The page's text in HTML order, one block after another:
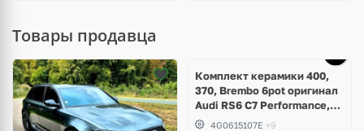
Товары продавца
5 фото
Комплект керамики 400,
370, Brembo 6pot оригинал
Audi RS6 C7 Performance,
RS7 V8 4.0 TFSI
4G0615107E +9